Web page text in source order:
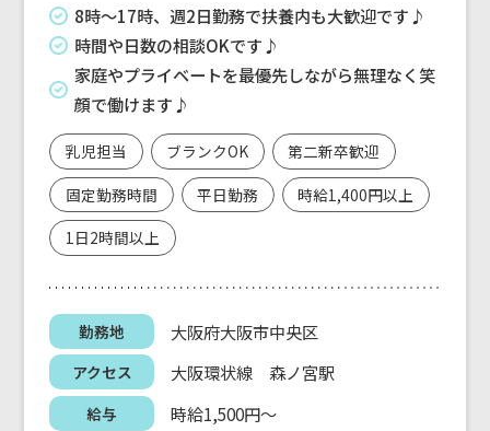
8時〜17時、週2日勤務で扶養内も大歓迎です♪
時間や日数の相談OKです♪
家庭やプライベートを最優先しながら無理なく笑
顔で働けます♪
乳児担当 ブランクOK
第二新卒歓迎
固定勤務時間
平日勤務
時給1,400円以上
1日2時間以上
勤務地 大阪府大阪市中央区
アクセス 大阪環状線 森ノ宮駅
給与 時給1,500円～